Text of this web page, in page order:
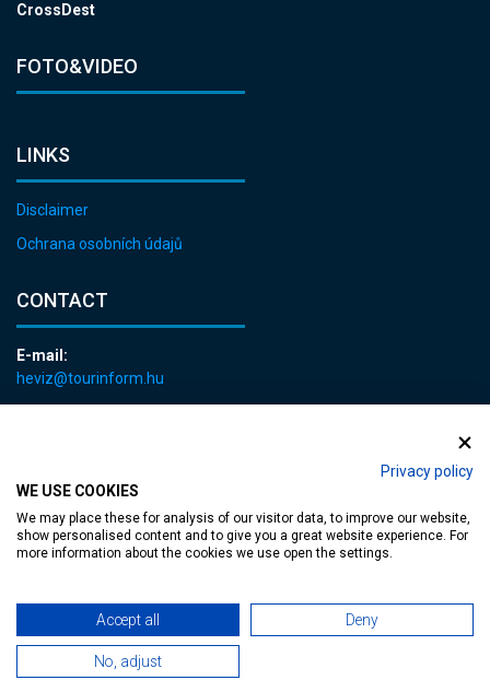
Privacy policy
WE USE COOKIES
We may place these for analysis of our visitor data, to improve our website,
show personalised content and to give you a great website experience. For
more information about the cookies we use open the settings.
Accept all Deny
No, adjust
CrossDest
FOTO&VIDEO
LINKS
Disclaimer
Ochrana osobních údajů
CONTACT
E-mail:
heviz@tourinform.hu
MediaGum|Cookie renewals